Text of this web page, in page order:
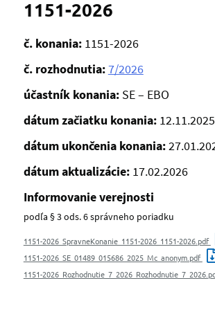
1151-2026
č. konania: 1151-2026
č. rozhodnutia:7/2026
účastník konania: SE – EBO
dátum začiatku konania: 12.11.2025
dátum ukončenia konania:
dátum aktualizácie: 17.02.2026
Informovanie verejnosti
podľa § 3 ods. 6 správneho poriadku
1151-2026_SpravneKonanie_1151-2026_1151-2026.pdf
1151-2026_SE_01489_015686_2025_Mc_anonym.pdf
1151-